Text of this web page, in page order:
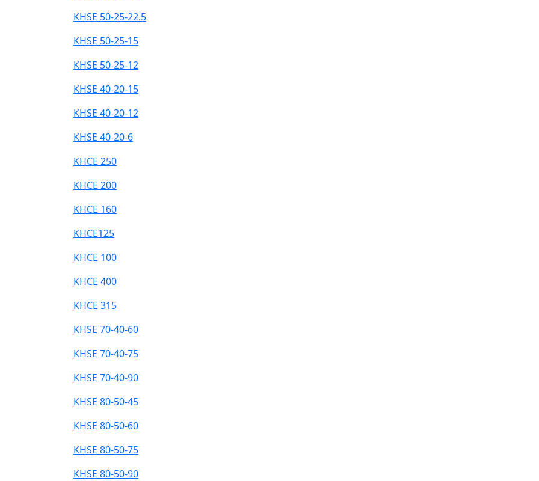
KHSE 50-25-22.5
KHSE 50-25-15
KHSE 50-25-12
KHSE 40-20-15
KHSE 40-20-12
KHSE 40-20-6
KHCE 250
KHCE 200
KHCE 160
KHCE125
KHCE 100
KHCE 400
KHCE 315
KHSE 70-40-60
KHSE 70-40-75
KHSE 70-40-90
KHSE 80-50-45
KHSE 80-50-60
KHSE 80-50-75
KHSE 80-50-90